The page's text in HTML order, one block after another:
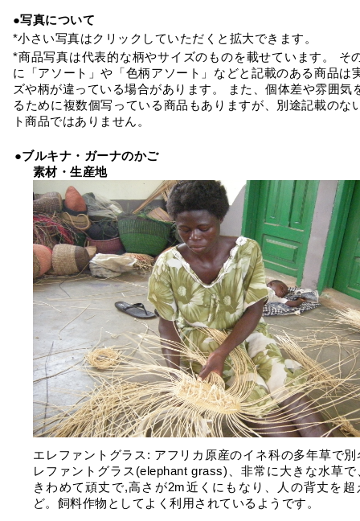
●写真について
*小さい写真はクリックしていただくと拡大できます。
*商品写真は代表的な柄やサイズのものを載せています。 そ
に「アソート」や「色柄アソート」などと記載のある商品は
ズや柄が違っている場合があります。 また、個体差や雰囲気
るために複数個写っている商品もありますが、別途記載のな
ト商品ではありません。
●ブルキナ・ガーナのかご
素材・生産地
エレファントグラス: アフリカ原産のイネ科の多年草で別
レファントグラス(elephant grass)、非常に大きな水草で
きわめて頑丈で,高さが2m近くにもなり、人の背丈を超
ど。飼料作物としてよく利用されているようです。